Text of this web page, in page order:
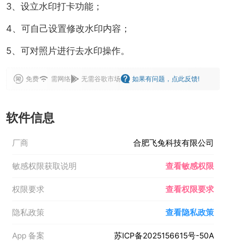
3、设立水印打卡功能；
4、可自己设置修改水印内容；
5、可对照片进行去水印操作。
免费 需网络 无需谷歌市场 如果有问题，点此反馈!
软件信息
厂商 合肥飞兔科技有限公司
敏感权限获取说明 查看敏感权限
权限要求 查看权限要求
隐私政策 查看隐私政策
App 备案 苏ICP备2025156615号-50A